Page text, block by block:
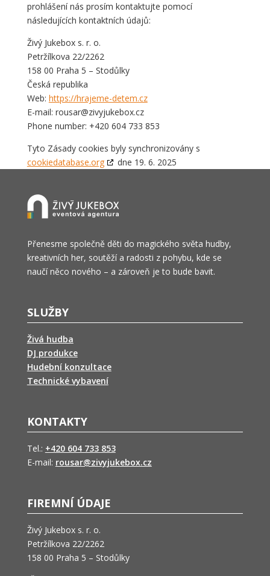
prohlášení nás prosím kontaktujte pomocí
následujících kontaktních údajů:
Živý Jukebox s. r. o.
Petržílkova 22/2262
158 00 Praha 5 – Stodůlky
Česká republika
Web: https://hrajeme-detem.cz
E-mail: rousar@zivyjukebox.cz
Phone number: +420 604 733 853
Tyto Zásady cookies byly synchronizovány s
cookiedatabase.org
dne 19. 6. 2025
Přenesme společně děti do magického světa hudby,
kreativních her, soutěží a radosti z pohybu, kde se
naučí něco nového – a zároveň je to bude bavit.
SLUŽBY
Živá hudba
DJ produkce
Hudební konzultace
Technické vybavení
KONTAKTY
Tel.: +420 604 733 853
E-mail: rousar@zivyjukebox.cz
FIREMNÍ ÚDAJE
Živý Jukebox s. r. o.
Petržílkova 22/2262
158 00 Praha 5 – Stodůlky